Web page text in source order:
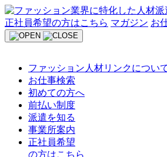
Skip
to
content
正社員希望の方はこちら マガジン お
ファッション人材リンクについ
お仕事検索
初めての方へ
前払い制度
派遣を知る
事業所案内
正社員希望
の方はこちら